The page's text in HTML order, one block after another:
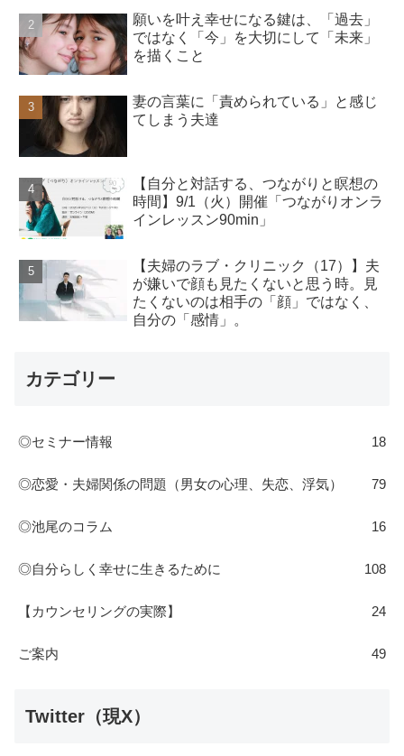
願いを叶え幸せになる鍵は、「過去」
ではなく「今」を大切にして「未来」
を描くこと
妻の言葉に「責められている」と感じ
てしまう夫達
【自分と対話する、つながりと瞑想の
時間】9/1（火）開催「つながりオンラ
インレッスン90min」
【夫婦のラブ・クリニック（17）】夫
が嫌いで顔も見たくないと思う時。見
たくないのは相手の「顔」ではなく、
自分の「感情」。
カテゴリー
◎セミナー情報 18
◎恋愛・夫婦関係の問題（男女の心理、失恋、浮気） 79
◎池尾のコラム 16
◎自分らしく幸せに生きるために 108
【カウンセリングの実際】 24
ご案内 49
Twitter（現X）